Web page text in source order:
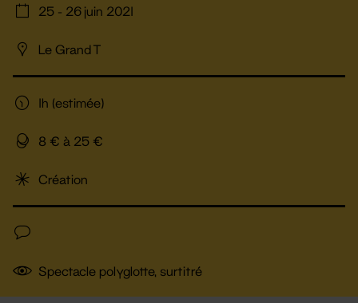
25 - 26 juin 2021
Le Grand T
1h (estimée)
8 € à 25 €
Création
Spectacle polyglotte, surtitré